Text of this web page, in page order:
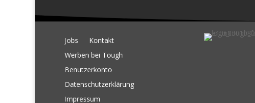
Jobs
Kontakt
Werben bei Tough
Benutzerkonto
Datenschutzerklärung
Impressum